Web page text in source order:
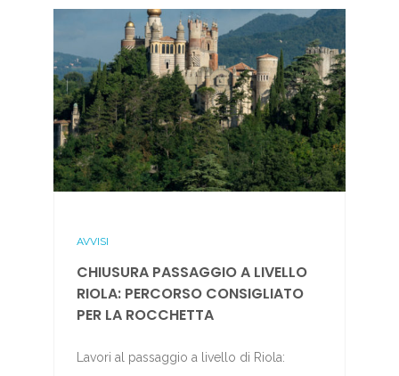
AVVISI
CHIUSURA PASSAGGIO A LIVELLO
RIOLA: PERCORSO CONSIGLIATO
PER LA ROCCHETTA
Lavori al passaggio a livello di Riola: